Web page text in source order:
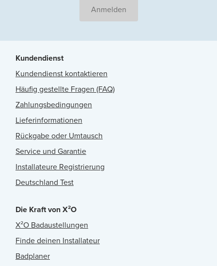
Anmelden
Kundendienst
Kundendienst kontaktieren
Häufig gestellte Fragen (FAQ)
Zahlungsbedingungen
Lieferinformationen
Rückgabe oder Umtausch
Service und Garantie
Installateure Registrierung
Deutschland Test
Die Kraft von X²O
X²O Badaustellungen
Finde deinen Installateur
Badplaner